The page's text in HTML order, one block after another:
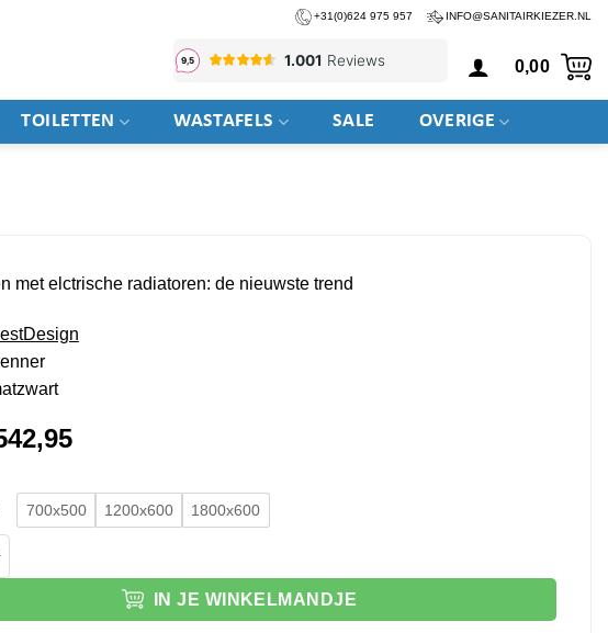
+31(0)624 975 957 INFO@SANITAIRKIEZER.NL
0,00
TOILETTEN WASTAFELS SALE OVERIGE
met elctrische radiatoren: de nieuwste trend
700x500 1200x600
1800x600
BD Brenner Black aantal
IN JE WINKELMANDJE